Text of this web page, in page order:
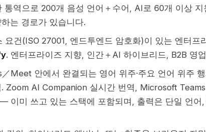
통역으로 200개 음성 언어＋수어, AI로 60개 이상 지
는 경로가 있습니다.
요건(ISO 27001, 엔드투엔드 암호화)이 있는 엔터프
. 엔터프라이즈 지향, 인간＋AI 하이브리드, B2B 영
Meet 안에서 완결되는 영어 위주·주요 언어 위주
Zoom AI Companion 실시간 번역, Microsoft Teams
이미 쓰고 있는 스택에 포함되며, 출력은 단일 언어,